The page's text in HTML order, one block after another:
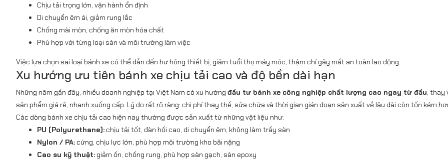
Chịu tải trọng lớn, vận hành ổn định
Di chuyển êm ái, giảm rung lắc
Chống mài mòn, chống ăn mòn hóa chất
Phù hợp với từng loại sàn và môi trường làm việc
Việc lựa chọn sai loại bánh xe có thể dẫn đến hư hỏng thiết bị, giảm tuổi thọ máy móc, thậm chí gây mất an toàn lao động.
Xu hướng ưu tiên bánh xe chịu tải cao và độ bền dài hạn
Những năm gần đây, nhiều doanh nghiệp tại Việt Nam có xu hướng đầu tư bánh xe công nghiệp chất lượng cao ngay từ đầu, thay
sản phẩm giá rẻ, nhanh xuống cấp. Lý do rất rõ ràng: chi phí thay thế, sửa chữa và thời gian gián đoạn sản xuất về lâu dài còn tốn kém
Các dòng bánh xe chịu tải cao hiện nay thường được sản xuất từ những vật liệu như:
PU (Polyurethane): chịu tải tốt, đàn hồi cao, di chuyển êm, không làm trầy sàn
Nylon / PA: cứng, chịu lực lớn, phù hợp môi trường kho bãi nặng
Cao su kỹ thuật: giảm ồn, chống rung, phù hợp sàn gạch, sàn epoxy